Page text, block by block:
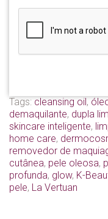
Tags: cleansing oil,
demaquilante, dupla
skincare inteligente,
home care,
removedor de
cutânea, pele oleosa,
profunda, glow, K-
pele, La Vertuan